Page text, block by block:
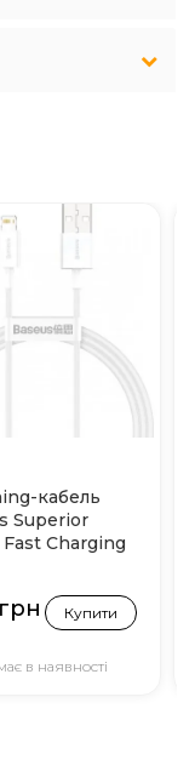
кабель
Superior
Charging
Купити
в наявності